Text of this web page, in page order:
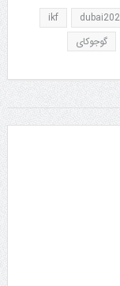
ikf
گوجوکای